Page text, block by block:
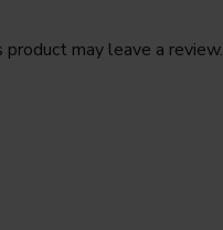
may leave a review.